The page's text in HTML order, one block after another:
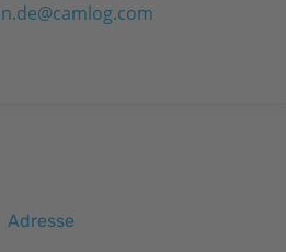
Adresse